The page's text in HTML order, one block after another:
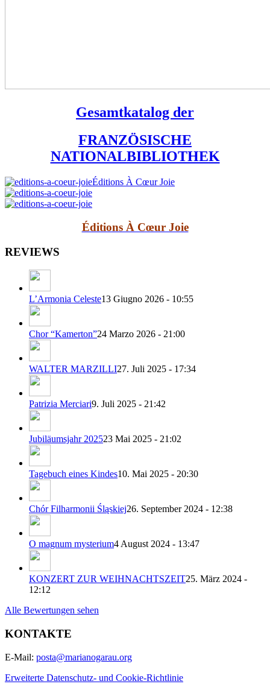
Gesamtkatalog der
FRANZÖSISCHE
NATIONALBIBLIOTHEK
Éditions À Cœur Joie
Éditions À Cœur Joie
REVIEWS
L’Armonia Celeste13 Giugno 2026 - 10:55
Chor “Kamerton”24 Marzo 2026 - 21:00
WALTER MARZILLI27. Juli 2025 - 17:34
Patrizia Merciari9. Juli 2025 - 21:42
Jubiläumsjahr 202523 Mai 2025 - 21:02
Tagebuch eines Kindes10. Mai 2025 - 20:30
Chór Filharmonii Śląskiej26. September 2024 - 12:38
O magnum mysterium4 August 2024 - 13:47
KONZERT ZUR WEIHNACHTSZEIT25. März 2024 -
12:12
Alle Bewertungen sehen
KONTAKTE
E-Mail: posta@marianogarau.org
Erweiterte Datenschutz- und Cookie-Richtlinie